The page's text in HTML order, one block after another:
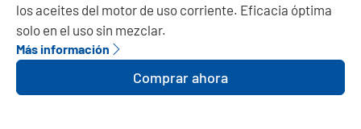
los aceites del motor de uso corriente. Eficacia óptima
solo en el uso sin mezclar.
Más información
Comprar ahora